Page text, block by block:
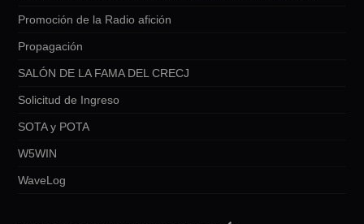
Promoción de la Radio afición
Propagación
SALÓN DE LA FAMA DEL CRECJ
Solicitud de Ingreso
SOTA y POTA
W5WIN
WaveLog